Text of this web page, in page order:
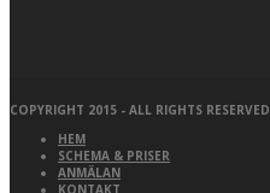
COPYRIGHT 2015 - ALL RIGHTS RESERVED.
HEM
SCHEMA & PRISER
ANMÄLAN
KONTAKT